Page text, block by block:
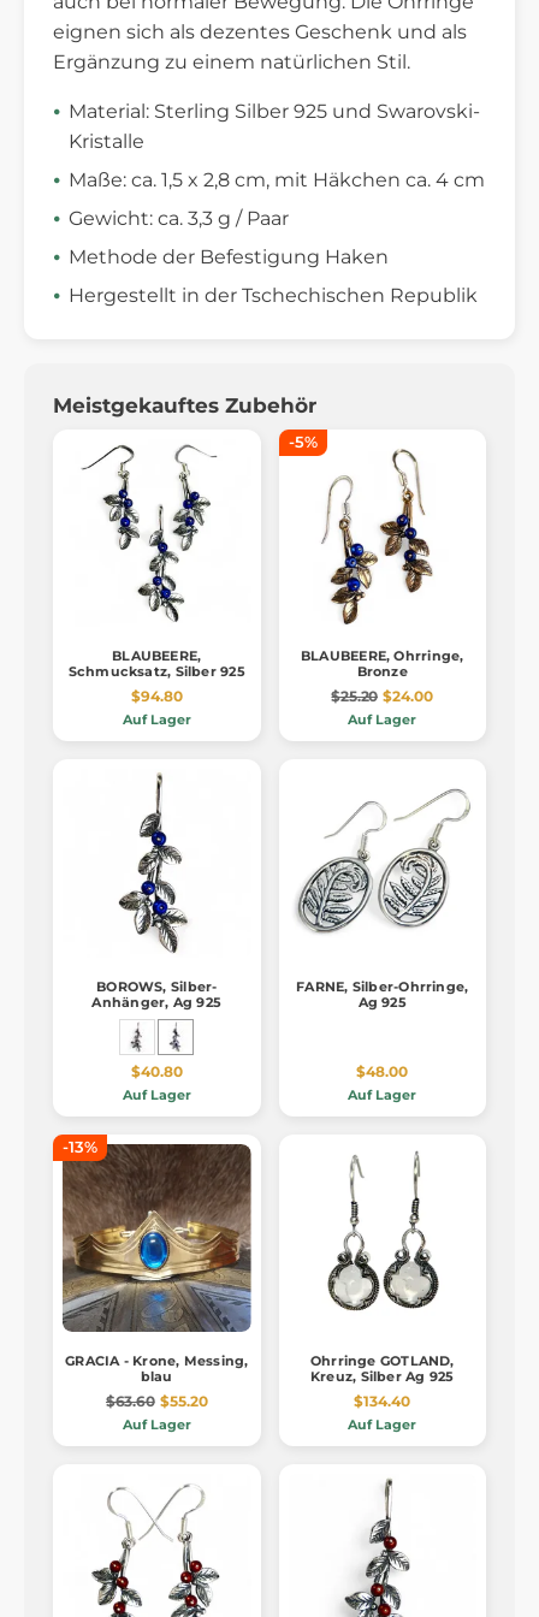
eignen sich als dezentes Geschenk und als
Ergänzung zu einem natürlichen Stil.
Material: Sterling Silber 925 und Swarovski-
Kristalle
Maße: ca. 1,5 x 2,8 cm, mit Häkchen ca. 4 cm
Gewicht: ca. 3,3 g / Paar
Methode der Befestigung Haken
Hergestellt in der Tschechischen Republik
Meistgekauftes Zubehör
BLAUBEERE,
Schmucksatz, Silber 925
$94.80
Auf Lager
-5%
BLAUBEERE, Ohrringe,
Bronze
$25.20 $24.00
Auf Lager
BOROWS, Silber-
Anhänger, Ag 925
$40.80
Auf Lager
FARNE, Silber-Ohrringe,
Ag 925
$48.00
Auf Lager
-13%
GRACIA - Krone, Messing,
blau
$63.60 $55.20
Auf Lager
Ohrringe GOTLAND,
Kreuz, Silber Ag 925
$134.40
Auf Lager